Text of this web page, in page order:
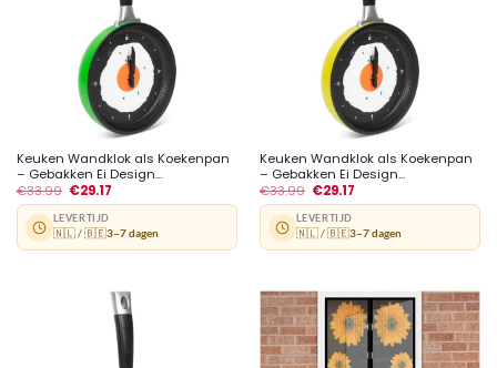
Keuken Wandklok als Koekenpan
– Gebakken Ei Design...
€33.99 €29.17
LEVERTIJD
🇳🇱 / 🇧🇪3–7 dagen
Keuken Wandklok als Koekenpan
– Gebakken Ei Design...
€33.99 €29.17
LEVERTIJD
🇳🇱 / 🇧🇪3–7 dagen